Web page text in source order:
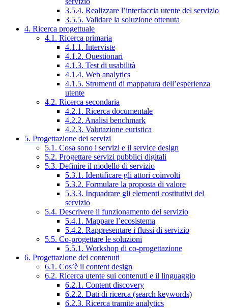
3.5.4. Realizzare l’interfaccia utente del servizio
3.5.5. Validare la soluzione ottenuta
4. Ricerca progettuale
4.1. Ricerca primaria
4.1.1. Interviste
4.1.2. Questionari
4.1.3. Test di usabilità
4.1.4. Web analytics
4.1.5. Strumenti di mappatura dell’esperienza
utente
4.2. Ricerca secondaria
4.2.1. Ricerca documentale
4.2.2. Analisi benchmark
4.2.3. Valutazione euristica
5. Progettazione dei servizi
5.1. Cosa sono i servizi e il service design
5.2. Progettare servizi pubblici digitali
5.3. Definire il modello di servizio
5.3.1. Identificare gli attori coinvolti
5.3.2. Formulare la proposta di valore
5.3.3. Inquadrare gli elementi costitutivi del
servizio
5.4. Descrivere il funzionamento del servizio
5.4.1. Mappare l’ecosistema
5.4.2. Rappresentare i flussi di servizio
5.5. Co-progettare le soluzioni
5.5.1. Workshop di co-progettazione
6. Progettazione dei contenuti
6.1. Cos’è il content design
6.2. Ricerca utente sui contenuti e il linguaggio
6.2.1. Content discovery
6.2.2. Dati di ricerca (search keywords)
6.2.3. Ricerca tramite analytics